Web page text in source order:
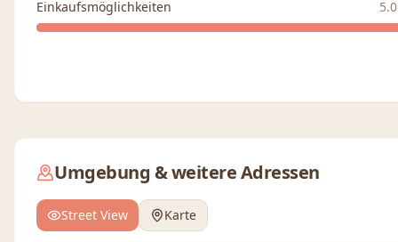
Einkaufsmöglichkeiten 5.0
Umgebung & weitere Adressen
Street View Karte